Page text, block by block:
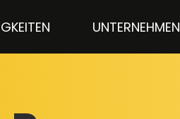
UNTERNEHMEN